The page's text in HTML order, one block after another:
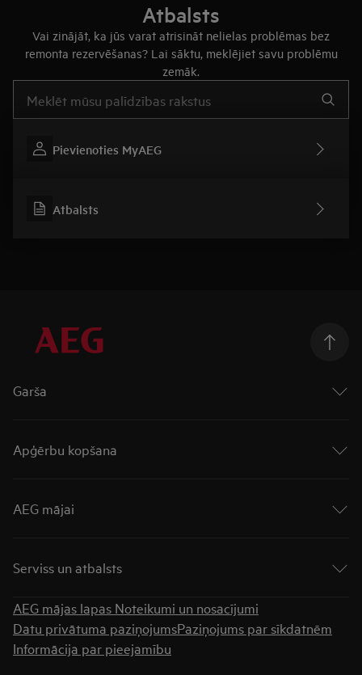
Atbalsts
Vai zinājāt, ka jūs varat atrisināt nelielas problēmas bez
remonta rezervēšanas? Lai sāktu, meklējiet savu problēmu
zemāk.
Pievienoties MyAEG
Atbalsts
Garša
Virsmas
Plīts virsmas ar integrētu tvaika nosūcēju
Trauku mazgājamās mašīnas
Saldētavas
Apģērbu kopšana
Veļas žāvētāji
Veļas mazgātāji ar žāvētāju
„AutoDose“ atvilktne
AEG mājai
Serviss un atbalsts
Meklēt veikalu
Lejupielādēt instrukcijas
Garantija
BUJ
AEG mājas lapas Noteikumi un nosacījumi
Datu privātuma paziņojumsPaziņojums par sīkdatnēm
Informācija par pieejamību